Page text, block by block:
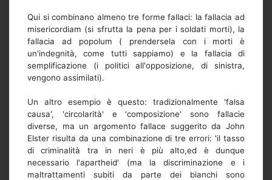
Qui si combinano almeno tre forme fallaci: la fallacia ad
misericordiam (si sfrutta la pena per i soldati morti), la
fallacia ad popolum ( prendersela con i morti è
un'indegnità, come tutti sappiamo) e la fallacia di
semplificazione (i politici all'opposizione, di sinistra,
vengono assimilati).
Un altro esempio è questo: tradizionalmente 'falsa
causa', 'circolarità' e 'composizione' sono fallacie
diverse, ma un argomento fallace suggerito da John
Elster risulta da una combinazione di tre errori: 'il tasso
di criminalità tra in neri è più alto,ed è dunque
necessario l'apartheid' (ma la discriminazione e i
maltrattamenti subiti da parte dei bianchi sono